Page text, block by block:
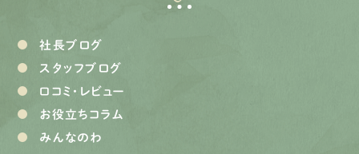
社長ブログ
スタッフブログ
口コミ・レビュー
お役立ちコラム
みんなのわ